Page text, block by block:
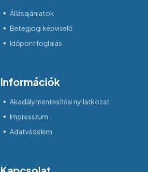
Állásajánlatok
Betegjogi képviselő
Időpontfoglalás
Információk
Akadálymentesítési nyilatkozat
Impresszum
Adatvédelem